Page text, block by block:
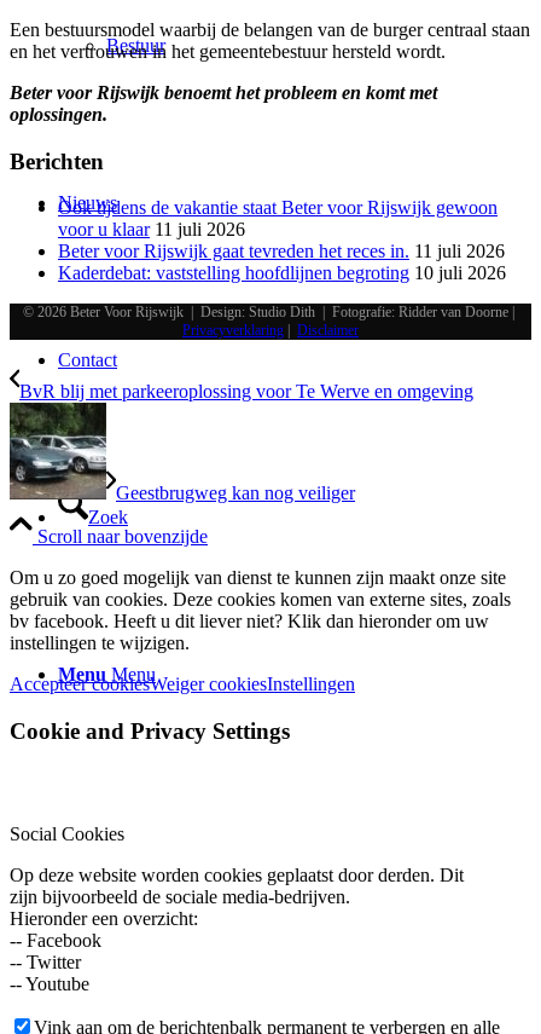
Bestuur
Nieuws
Contact
Zoek
Menu Menu
Een bestuursmodel waarbij de belangen van de burger centraal staan
en het vertrouwen in het gemeentebestuur hersteld wordt.
Beter voor Rijswijk benoemt het probleem en komt met
oplossingen.
Berichten
Ook tijdens de vakantie staat Beter voor Rijswijk gewoon
voor u klaar 11 juli 2026
Beter voor Rijswijk gaat tevreden het reces in. 11 juli 2026
Kaderdebat: vaststelling hoofdlijnen begroting 10 juli 2026
© 2026 Beter Voor Rijswijk | Design: Studio Dith | Fotografie: Ridder van Doorne |
Privacyverklaring
Disclaimer
BvR blij met parkeeroplossing voor Te Werve en omgeving
Geestbrugweg kan nog veiliger
Scroll naar bovenzijde
Om u zo goed mogelijk van dienst te kunnen zijn maakt onze site
gebruik van cookies. Deze cookies komen van externe sites, zoals
bv facebook. Heeft u dit liever niet? Klik dan hieronder om uw
instellingen te wijzigen.
Accepteer cookiesWeiger cookiesInstellingen
Cookie and Privacy Settings
Social Cookies
Op deze website worden cookies geplaatst door derden. Dit
zijn bijvoorbeeld de sociale media-bedrijven.
Hieronder een overzicht:
-- Facebook
-- Twitter
-- Youtube
Vink aan om de berichtenbalk permanent te verbergen en alle